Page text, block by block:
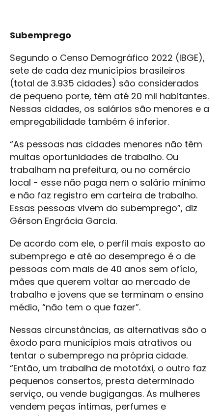
Subemprego
Segundo o Censo Demográfico 2022 (IBGE),
sete de cada dez municípios brasileiros
(total de 3.935 cidades) são considerados
de pequeno porte, têm até 20 mil habitantes.
Nessas cidades, os salários são menores e a
empregabilidade também é inferior.
“As pessoas nas cidades menores não têm
muitas oportunidades de trabalho. Ou
trabalham na prefeitura, ou no comércio
local - esse não paga nem o salário mínimo
e não faz registro em carteira de trabalho.
Essas pessoas vivem do subemprego”, diz
Gérson Engrácia Garcia.
De acordo com ele, o perfil mais exposto ao
subemprego e até ao desemprego é o de
pessoas com mais de 40 anos sem ofício,
mães que querem voltar ao mercado de
trabalho e jovens que se terminam o ensino
médio, “não tem o que fazer”.
Nessas circunstâncias, as alternativas são o
êxodo para municípios mais atrativos ou
tentar o subemprego na própria cidade.
“Então, um trabalha de mototáxi, o outro faz
pequenos consertos, presta determinado
serviço, ou vende bugigangas. As mulheres
vendem peças íntimas, perfumes e